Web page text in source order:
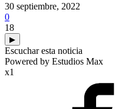
30 septiembre, 2022
0
18
▶
Escuchar esta noticia
Powered by Estudios Max
x1